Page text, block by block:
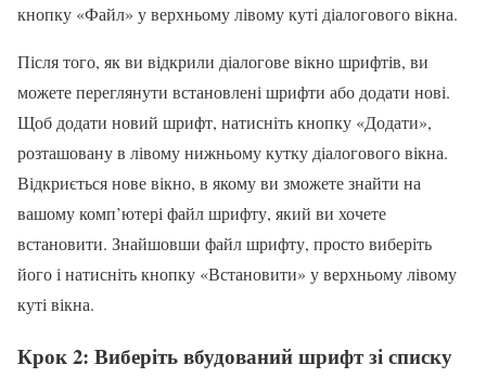
кнопку «Файл» у верхньому лівому куті діалогового вікна.
Після того, як ви відкрили діалогове вікно шрифтів, ви
можете переглянути встановлені шрифти або додати нові.
Щоб додати новий шрифт, натисніть кнопку «Додати»,
розташовану в лівому нижньому кутку діалогового вікна.
Відкриється нове вікно, в якому ви зможете знайти на
вашому комп’ютері файл шрифту, який ви хочете
встановити. Знайшовши файл шрифту, просто виберіть
його і натисніть кнопку «Встановити» у верхньому лівому
куті вікна.
Крок 2: Виберіть вбудований шрифт зі списку